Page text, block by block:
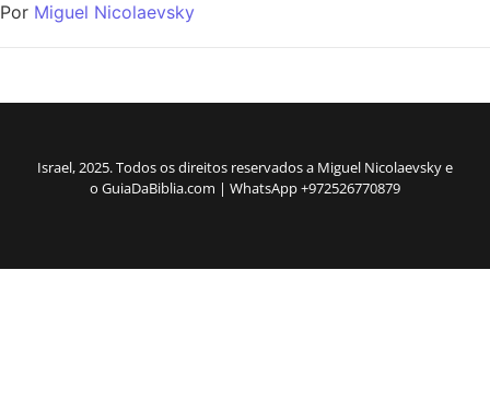
Por Miguel Nicolaevsky
Israel, 2025. Todos os direitos reservados a Miguel Nicolaevsky e
o GuiaDaBiblia.com | WhatsApp +972526770879